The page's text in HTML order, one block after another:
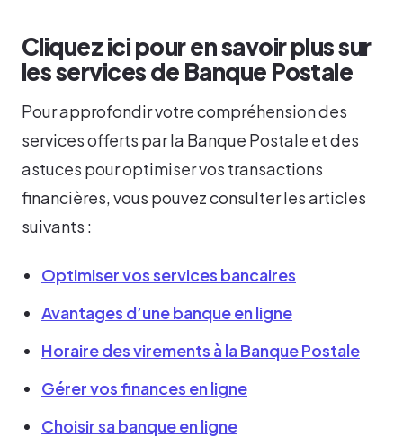
Cliquez ici pour en savoir plus sur
les services de Banque Postale
Pour approfondir votre compréhension des
services offerts par la Banque Postale et des
astuces pour optimiser vos transactions
financières, vous pouvez consulter les articles
suivants :
Optimiser vos services bancaires
Avantages d’une banque en ligne
Horaire des virements à la Banque Postale
Gérer vos finances en ligne
Choisir sa banque en ligne